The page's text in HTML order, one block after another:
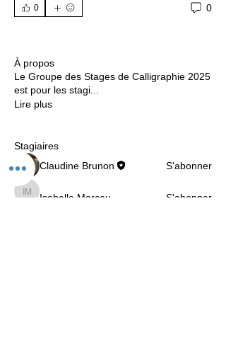
0 0
À propos
Le Groupe des Stages de Calligraphie 2025
est pour les stagi
Lire plus
Stagiaires
Claudine Brunon
S'abonner
Isabelle Marcou
Isabelle Marcou S'abonner